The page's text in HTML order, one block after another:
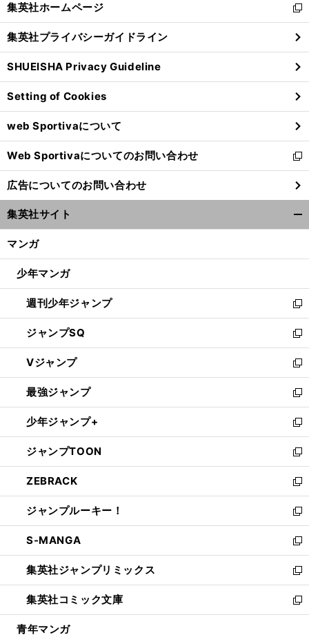
閉
る
集英社ホームページ
新
し
い
ウ
ィ
ン
ド
ウ
で
開
く
集英社プライバシーガイドライン
SHUEISHA Privacy Guideline
Setting of Cookies
web Sportivaについて
Web Sportivaについてのお問い合わせ
新
し
い
ウ
ィ
ン
ウ
開
く
広告についてのお問い合わせ
集英社サイト
マンガ
少年マンガ
週刊少年ジャンプ
新
し
い
ウ
ィ
ン
ド
ウ
で
開
く
ジャンプSQ
新
し
い
ウ
ィ
ン
ド
ウ
で
開
く
Vジャンプ
新
し
い
ウ
ィ
ン
ド
ウ
で
開
く
最強ジャンプ
新
し
い
ウ
ィ
ン
ド
ウ
で
開
く
少年ジャンプ+
新
し
い
ウ
ィ
ン
ド
ウ
で
開
く
ジャンプTOON
新
し
い
ウ
ィ
ン
ド
ウ
で
開
く
ZEBRACK
新
し
い
ウ
ィ
ン
ド
ウ
で
開
ジャンプルーキー！
新
し
い
ウ
ィ
ン
ド
ウ
S-MANGA
新
し
い
ウ
ィ
ン
集英社ジャンプリミックス
新
し
い
ウ
集英社コミック文庫
新
し
青年マンガ